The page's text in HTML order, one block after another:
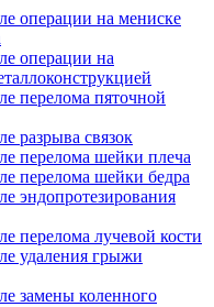
операции на мениске
операции на
перелома пяточной
разрыва связок
перелома шейки плеча
перелома шейки бедра
эндопротезирования
перелома лучевой кости
удаления грыжи
замены коленного